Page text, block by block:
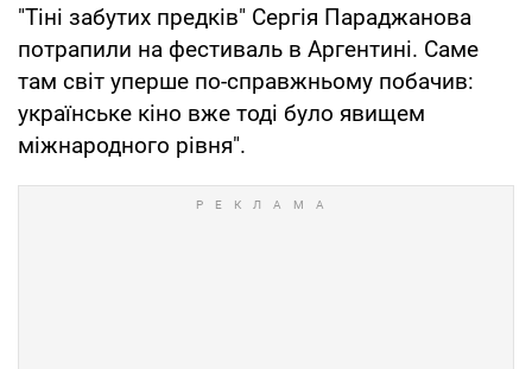
"Тіні забутих предків" Сергія Параджанова
потрапили на фестиваль в Аргентині. Саме
там світ уперше по-справжньому побачив:
українське кіно вже тоді було явищем
міжнародного рівня".